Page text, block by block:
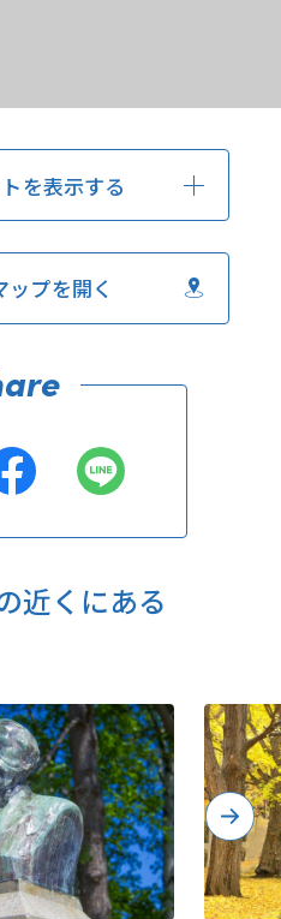
を表示する
プを開く
近くにある